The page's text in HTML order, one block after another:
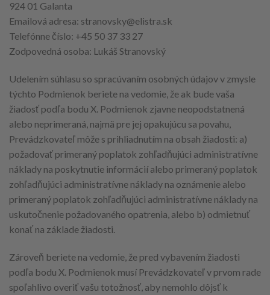
924 01 Galanta
Emailová adresa: stranovsky@elistra.sk
Telefónne číslo: +45 50 37 33 27
Zodpovedná osoba: Lukáš Stranovský
Udelením súhlasu so spracúvaním osobných údajov v zmysle
týchto Podmienok beriete na vedomie, že ak bude vaša
žiadosť podľa bodu X. Podmienok zjavne neopodstatnená
alebo neprimeraná, najmä pre jej opakujúcu sa povahu,
Prevádzkovateľ môže s prihliadnutím na obsah žiadosti: a)
požadovať primeraný poplatok zohľadňujúci administratívne
náklady na poskytnutie informácií alebo primeraný poplatok
zohľadňujúci administratívne náklady na oznámenie alebo
primeraný poplatok zohľadňujúci administratívne náklady na
uskutočnenie požadovaného opatrenia, alebo b) odmietnuť
konať na základe žiadosti.
Zároveň beriete na vedomie, že pred vybavením žiadosti
podľa bodu X. Podmienok musí Prevádzkovateľ v prvom rade
spoľahlivo overiť vašu totožnosť, aby nemohlo dôjsť k